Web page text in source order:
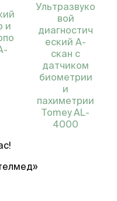
и
Ультразвуко
вой
диагностич
еский А-
скан с
датчиком
биометрии
и
пахиметрии
Tomey AL-
4000